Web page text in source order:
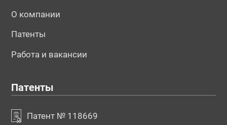
О компании
Патенты
Работа и вакансии
Патенты
Патент № 118669